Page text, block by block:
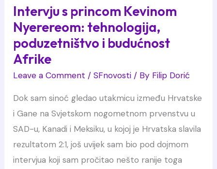
Intervju s princom Kevinom
Nyerereom: tehnologija,
poduzetništvo i budućnost
Afrike
Leave a Comment / SFnovosti/ By Filip Dorić
Dok sam sinoć gledao utakmicu između Hrvatske
i Gane na Svjetskom nogometnom prvenstvu u
SAD-u, Kanadi i Meksiku, u kojoj je Hrvatska slavila
rezultatom 2:1, još uvijek sam bio pod dojmom
intervjua koji sam pročitao nešto ranije toga